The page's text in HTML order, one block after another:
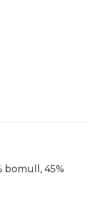
bomull, 45%